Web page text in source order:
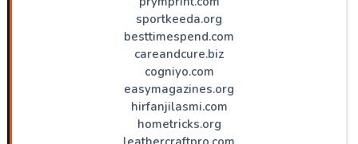
sportkeeda.org
besttimespend.com
careandcure.biz
cogniyo.com
easymagazines.org
hirfanjilasmi.com
hometricks.org